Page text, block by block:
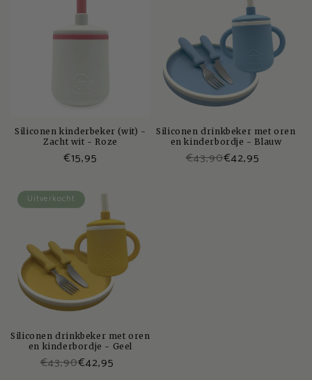
Siliconen kinderbeker (wit) -
Zacht wit - Roze
Normale
€15,95
Siliconen drinkbeker met oren
en kinderbordje - Blauw
€43,90€42,95
Uitverkocht
Siliconen drinkbeker met oren
en kinderbordje - Geel
€43,90€42,95